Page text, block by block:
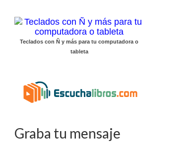
Teclados con Ñ y más para tu computadora o
tableta
Graba tu mensaje